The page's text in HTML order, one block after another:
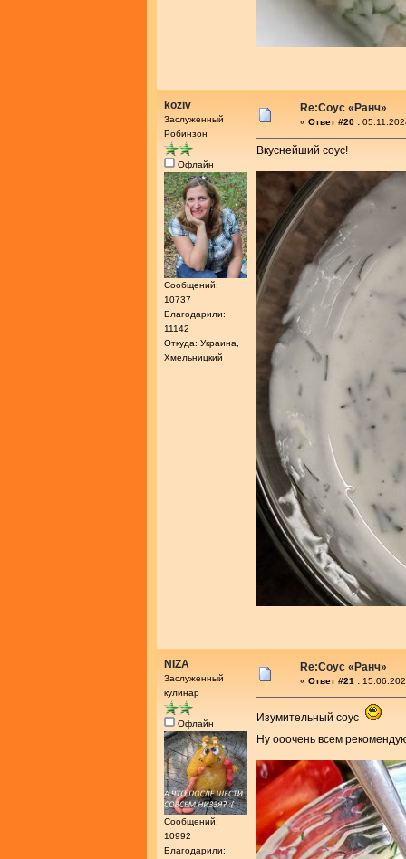
koziv
Заслуженный
Робинзон
Офлайн
Сообщений:
10737
Благодарили:
11142
Откуда: Украина,
Хмельницкий
Re:Соус «Ранч»
« Ответ #20 :
Вкуснейший соус!
NIZA
Заслуженный
кулинар
Офлайн
Сообщений:
10992
Благодарили:
Re:Соус «Ранч»
« Ответ #21 :
Изумительный соус
Ну ооочень всем